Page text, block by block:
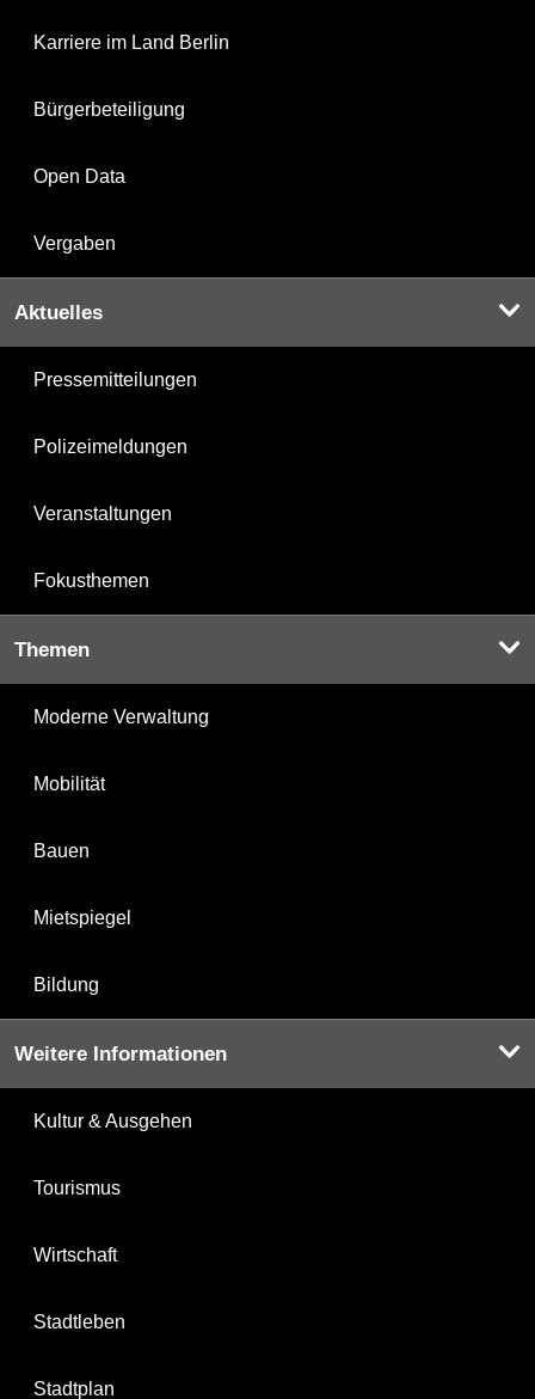
Karriere im Land Berlin
Bürgerbeteiligung
Open Data
Vergaben
Aktuelles
Pressemitteilungen
Polizeimeldungen
Veranstaltungen
Fokusthemen
Themen
Moderne Verwaltung
Mobilität
Bauen
Mietspiegel
Bildung
Weitere Informationen
Kultur & Ausgehen
Tourismus
Wirtschaft
Stadtleben
Stadtplan